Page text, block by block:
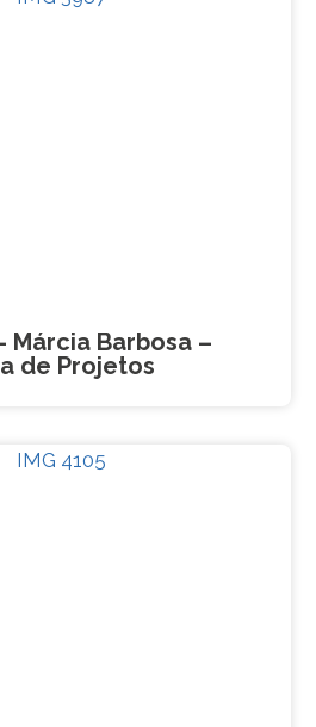
Márcia Barbosa –
de Projetos